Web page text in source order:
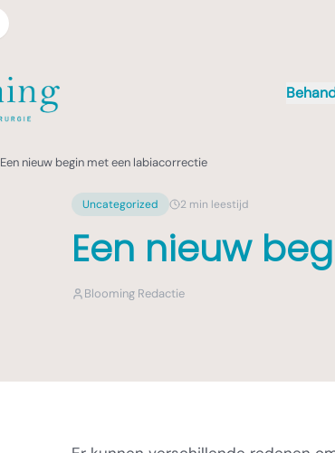
Een nieuw begin met een labiacorrectie
Uncategorized 2 min leestijd
Een nieuw
Blooming Redactie